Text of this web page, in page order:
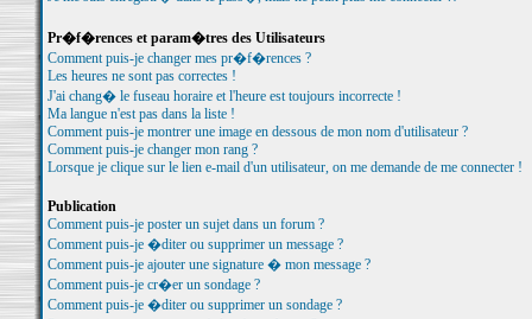
Pr�f�rences et param�tres des Utilisateurs
Comment puis-je changer mes pr�f�rences ?
Les heures ne sont pas correctes !
J'ai chang� le fuseau horaire et l'heure est toujours incorrecte !
Ma langue n'est pas dans la liste !
Comment puis-je montrer une image en dessous de mon nom d'utilisateur ?
Comment puis-je changer mon rang ?
Lorsque je clique sur le lien e-mail d'un utilisateur, on me demande de me connecter !
Publication
Comment puis-je poster un sujet dans un forum ?
Comment puis-je �diter ou supprimer un message ?
Comment puis-je ajouter une signature � mon message ?
Comment puis-je cr�er un sondage ?
Comment puis-je �diter ou supprimer un sondage ?